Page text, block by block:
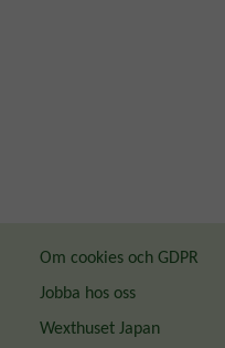
Om cookies och GDPR
Jobba hos oss
Wexthuset Japan